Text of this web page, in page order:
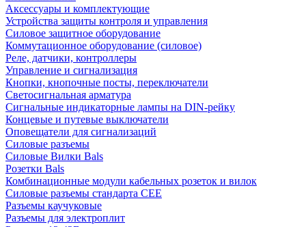
Аксессуары и комплектующие
Устройства защиты контроля и управления
Силовое защитное оборудование
Коммутационное оборудование (силовое)
Реле, датчики, контроллеры
Управление и сигнализация
Кнопки, кнопочные посты, переключатели
Светосигнальная арматура
Сигнальные индикаторные лампы на DIN-рейку
Концевые и путевые выключатели
Оповещатели для сигнализаций
Силовые разъемы
Силовые Вилки Bals
Розетки Bals
Комбинационные модули кабельных розеток и вилок
Силовые разъемы стандарта CEE
Разъемы каучуковые
Разъемы для электроплит